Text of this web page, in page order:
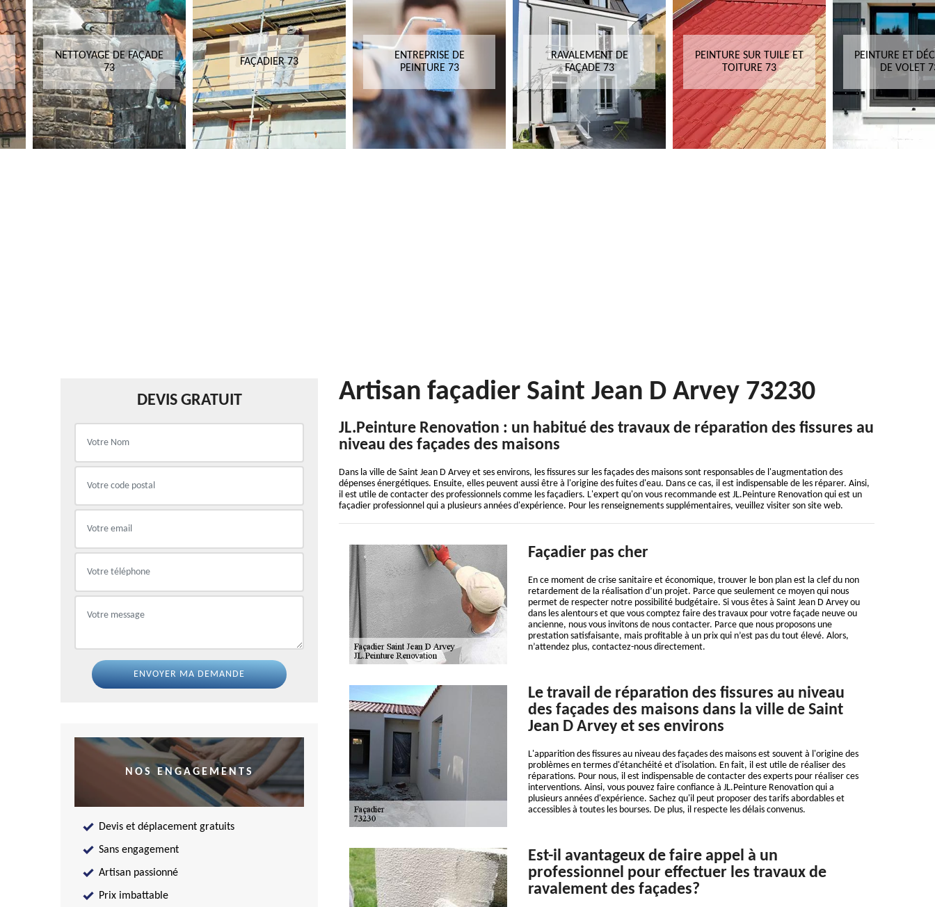
NETTOYAGE DE FAÇADE
73
FAÇADIER 73
ENTREPRISE DE
PEINTURE 73
RAVALEMENT DE
FAÇADE 73
PEINTURE SUR TUILE ET
TOITURE 73
PEINTURE ET
DE VOLET
DEVIS GRATUIT
NOS ENGAGEMENTS
Devis et déplacement gratuits
Sans engagement
Artisan passionné
Prix imbattable
Artisan façadier Saint Jean D Arvey 73230
JL.Peinture Renovation : un habitué des travaux de réparation des fissures au
niveau des façades des maisons
Dans la ville de Saint Jean D Arvey et ses environs, les fissures sur les façades des maisons sont responsables de l'augmentation des
dépenses énergétiques. Ensuite, elles peuvent aussi être à l'origine des fuites d'eau. Dans ce cas, il est indispensable de les réparer. Ainsi,
il est utile de contacter des professionnels comme les façadiers. L'expert qu'on vous recommande est JL.Peinture Renovation qui est un
façadier professionnel qui a plusieurs années d'expérience. Pour les renseignements supplémentaires, veuillez visiter son site web.
Façadier pas cher
En ce moment de crise sanitaire et économique, trouver le bon plan est la clef du non
retardement de la réalisation d’un projet. Parce que seulement ce moyen qui nous
permet de respecter notre possibilité budgétaire. Si vous êtes à Saint Jean D Arvey ou
dans les alentours et que vous comptez faire des travaux pour votre façade neuve ou
ancienne, nous vous invitons de nous contacter. Parce que nous proposons une
prestation satisfaisante, mais profitable à un prix qui n’est pas du tout élevé. Alors,
n’attendez plus, contactez-nous directement.
Le travail de réparation des fissures au niveau
des façades des maisons dans la ville de Saint
Jean D Arvey et ses environs
L'apparition des fissures au niveau des façades des maisons est souvent à l'origine des
problèmes en termes d'étanchéité et d'isolation. En fait, il est utile de réaliser des
réparations. Pour nous, il est indispensable de contacter des experts pour réaliser ces
interventions. Ainsi, vous pouvez faire confiance à JL.Peinture Renovation qui a
plusieurs années d'expérience. Sachez qu'il peut proposer des tarifs abordables et
accessibles à toutes les bourses. De plus, il respecte les délais convenus.
Est-il avantageux de faire appel à un
professionnel pour effectuer les travaux de
ravalement des façades?